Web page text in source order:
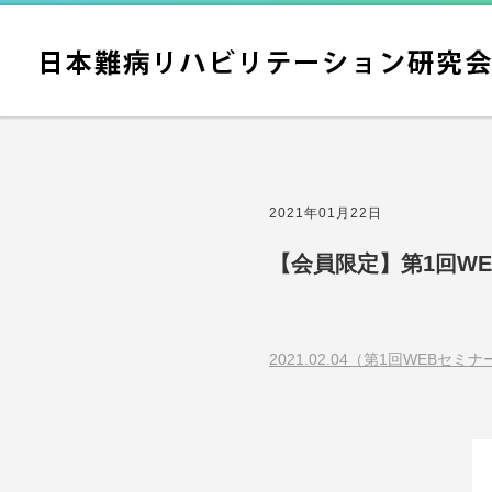
2021年01月22日
【会員限定】第1回
2021.02.04（第1回WEBセミナ